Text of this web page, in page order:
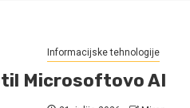
Informacijske tehnologije
Microsoftovo AI